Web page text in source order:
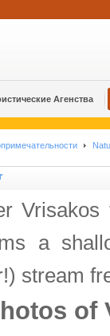
Агенства
Vrisakos
a
stream
of